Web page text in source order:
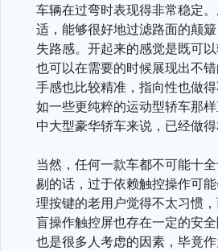
车辆在过弯时表现得非常稳定
适，能够很好地过滤路面的颠
失路感。开起来的感觉是既可
也可以在需要的时候展现出不
手感也比较精准，指向性也做
如一些更纯粹的运动型轿车那
中大型豪华轿车来说，已经做得
当然，任何一款车都不可能十
剔的话，过于依赖触控操作可
理按键的老用户觉得不太习惯
盲操作触控屏也存在一定的安
也是很多人考虑的因素，毕竟